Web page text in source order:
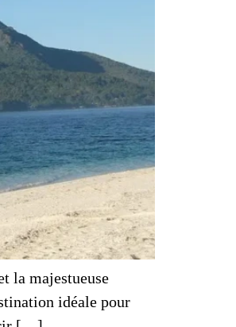
la majestueuse
idéale pour